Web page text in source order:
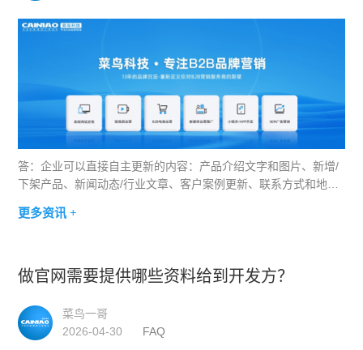
答：企业可以直接自主更新的内容：产品介绍文字和图片、新增/
下架产品、新闻动态/行业文章、客户案例更新、联系方式和地
后台内容管理系统（CMS）操作，就像发朋友圈一样简单
更多资讯 +
做官网需要提供哪些资料给到开发方？
菜鸟一哥
2026-04-30
FAQ